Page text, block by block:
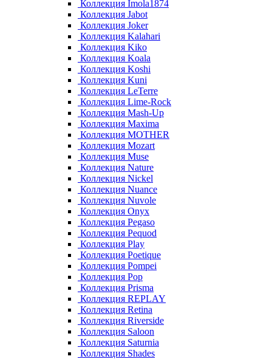
Коллекция Imola1874
Коллекция Jabot
Коллекция Joker
Коллекция Kalahari
Коллекция Kiko
Коллекция Koala
Коллекция Koshi
Коллекция Kuni
Коллекция LeTerre
Коллекция Lime-Rock
Коллекция Mash-Up
Коллекция Maxima
Коллекция MOTHER
Коллекция Mozart
Коллекция Muse
Коллекция Nature
Коллекция Nickel
Коллекция Nuance
Коллекция Nuvole
Коллекция Onyx
Коллекция Pegaso
Коллекция Pequod
Коллекция Play
Коллекция Poetique
Коллекция Pompei
Коллекция Pop
Коллекция Prisma
Коллекция REPLAY
Коллекция Retina
Коллекция Riverside
Коллекция Saloon
Коллекция Saturnia
Коллекция Shades